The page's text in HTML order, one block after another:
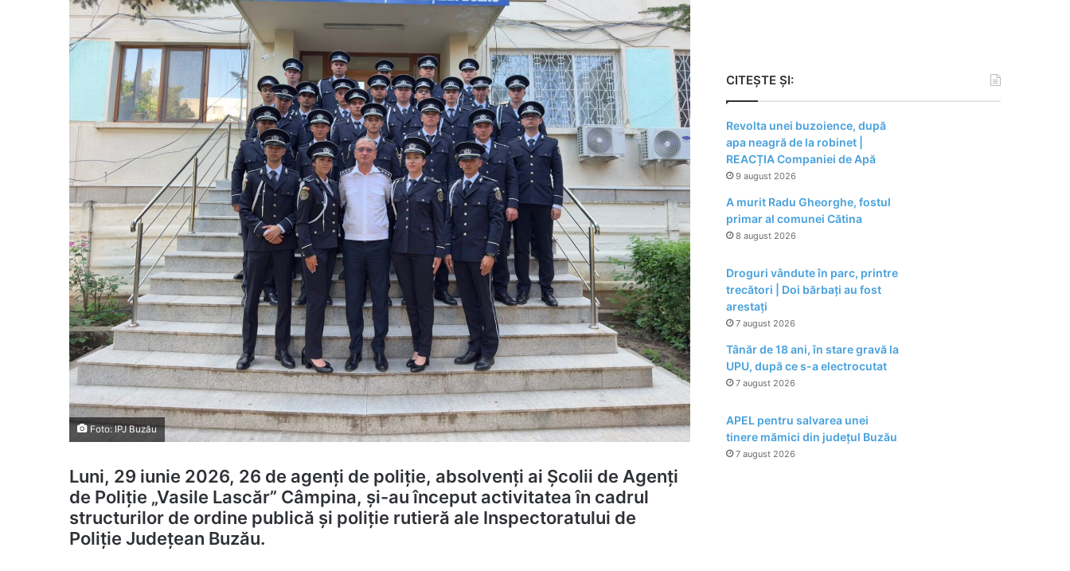
Foto: IPJ Buzău
Luni, 29 iunie 2026, 26 de agenți de poliție, absolvenți ai Școlii de Agenți
de Poliție „Vasile Lascăr” Câmpina, și-au început activitatea în cadrul
structurilor de ordine publică și poliție rutieră ale Inspectoratului de
Poliție Județean Buzău.
CITEȘTE ȘI:
Revolta unei buzoience, după
apa neagră de la robinet |
REACȚIA Companiei de Apă
9 august 2026
A murit Radu Gheorghe, fostul
primar al comunei Cătina
8 august 2026
Droguri vândute în parc, printre
trecători | Doi bărbați au fost
arestați
7 august 2026
Tânăr de 18 ani, în stare gravă la
UPU, după ce s-a electrocutat
7 august 2026
APEL pentru salvarea unei
tinere mămici din județul Buzău
7 august 2026